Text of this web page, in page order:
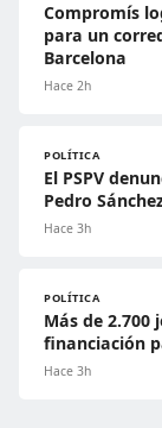
Compromís
para un
Barcelona
Hace 2h
POLÍTICA
El PSPV
Pedro
Hace 3h
POLÍTICA
Más de 2.700
financiación
Hace 3h